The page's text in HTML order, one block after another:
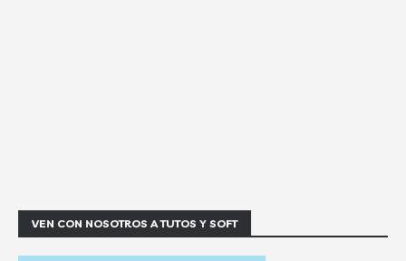
VEN CON NOSOTROS A TUTOS Y SOFT